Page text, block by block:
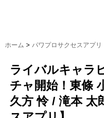
ホーム > パワプロサクセスアプリ
ライバルキャラ
チャ開始！東條
久方 怜 / 滝本 太